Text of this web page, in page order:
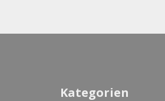
Kategorien